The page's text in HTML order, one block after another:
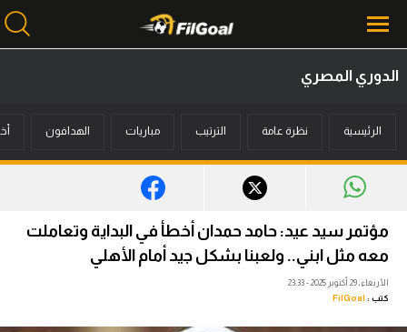
أخبار
ميركاتو
فانتازي في الجول
مسابقة التوقعات
الدوري المصري
الرئيسية نظرة عامة الترتيب مباريات الهدافون
مؤتمر سيد عيد: حامد حمدان أخطأ في البداية وتعاملت
معه مثل ابني.. ولعبنا بشكل جيد أمام الأهلي
الأربعاء، 29 أكتوبر 2025 - 23:33
كتب : FilGoal